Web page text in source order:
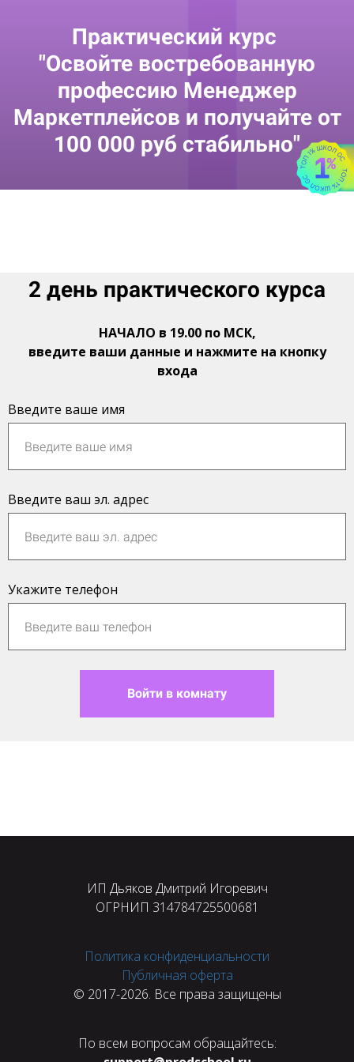
Практический курс
"Освойте востребованную
профессию Менеджер
Маркетплейсов и получайте от
100 000 руб стабильно"
2 день практического курса
НАЧАЛО в 19.00 по МСК,
введите ваши данные и нажмите на кнопку
входа
Введите ваше имя
Введите ваш эл. адрес
Укажите телефон
Войти в комнату
ИП Дьяков Дмитрий Игоревич
ОГРНИП 314784725500681
Политика конфиденциальности
Публичная оферта
© 2017-2026. Все права защищены
По всем вопросам обращайтесь: